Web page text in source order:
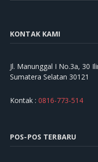
KONTAK KAMI
Jl. Manunggal I No.3a, 30
Sumatera Selatan 30121
Kontak : 0816-773-514
POS-POS TERBARU